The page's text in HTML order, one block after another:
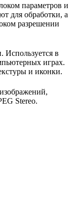
параметров и
для обработки, а
разрешении
Используется в
играх.
и иконки.
Stereo.